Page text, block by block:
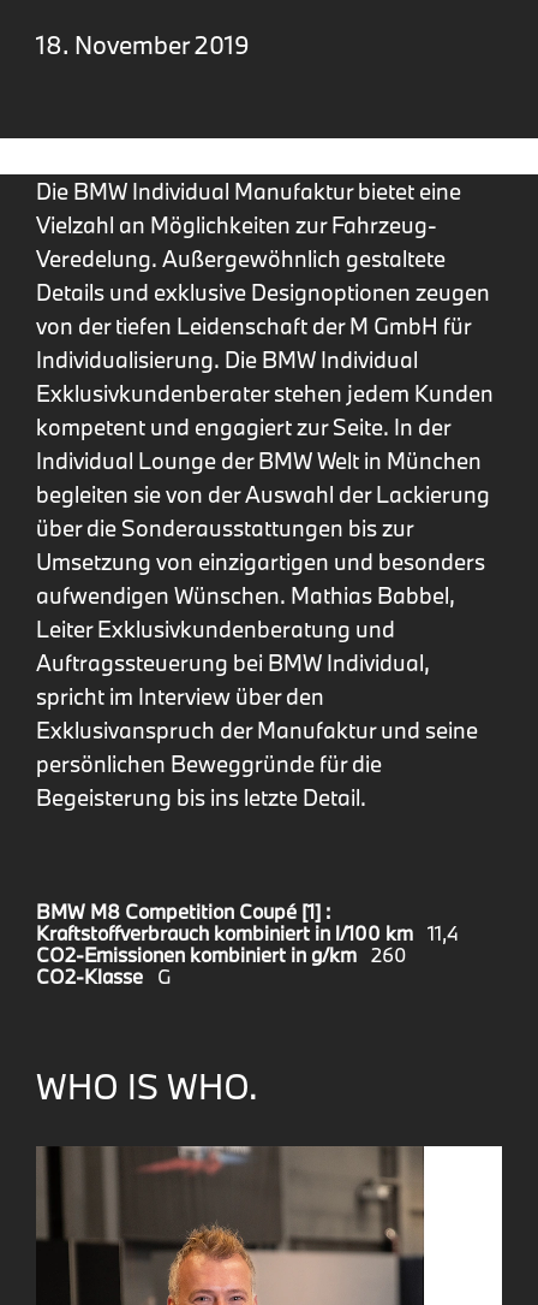
18. November 2019
Die BMW Individual Manufaktur bietet eine
Vielzahl an Möglichkeiten zur Fahrzeug-
Veredelung. Außergewöhnlich gestaltete
Details und exklusive Designoptionen zeugen
von der tiefen Leidenschaft der M GmbH für
Individualisierung. Die BMW Individual
Exklusivkundenberater stehen jedem Kunden
kompetent und engagiert zur Seite. In der
Individual Lounge der BMW Welt in München
begleiten sie von der Auswahl der Lackierung
über die Sonderausstattungen bis zur
Umsetzung von einzigartigen und besonders
aufwendigen Wünschen. Mathias Babbel,
Leiter Exklusivkundenberatung und
Auftragssteuerung bei BMW Individual,
spricht im Interview über den
Exklusivanspruch der Manufaktur und seine
persönlichen Beweggründe für die
Begeisterung bis ins letzte Detail.
BMW M8 Competition Coupé [1] :
Kraftstoffverbrauch kombiniert in l/100 km 11,4
CO2-Emissionen kombiniert in g/km 260
CO2-Klasse
G
WHO IS WHO.